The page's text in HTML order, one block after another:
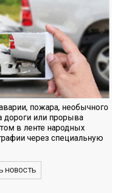
пожара, необычного
дороги или прорыва
в ленте народных
через специальную
НОВОСТЬ